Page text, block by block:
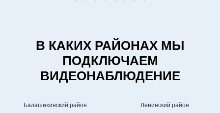
В КАКИХ РАЙОНАХ МЫ
ПОДКЛЮЧАЕМ
ВИДЕОНАБЛЮДЕНИЕ
Балашихинский район
Ленинский район